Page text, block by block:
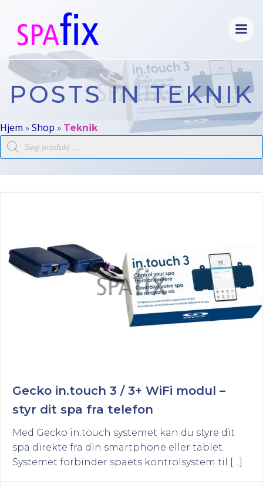
POSTS IN TEKNIK
Hjem » Shop » Teknik
Products
search
Gecko in.touch 3 / 3+ WiFi modul –
styr dit spa fra telefon
Med Gecko in.touch systemet kan du styre dit
spa direkte fra din smartphone eller tablet.
Systemet forbinder spaets kontrolsystem til […]